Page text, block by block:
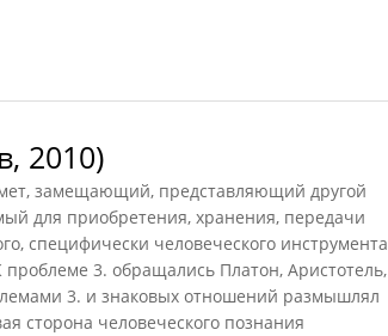
2010)
замещающий, представляющий другой
для приобретения, хранения, передачи
специфически человеческого инструмента
3. обращались Платон, Аристотель,
3. и знаковых отношений размышлял
сторона человеческого познания